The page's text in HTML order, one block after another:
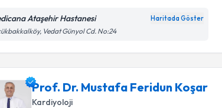
Ataşehir Hastanesi Haritada Göster
Vedat Günyol Cd. No:24
Prof. Dr. Mustafa Feridun Koşar
Kardiyoloji